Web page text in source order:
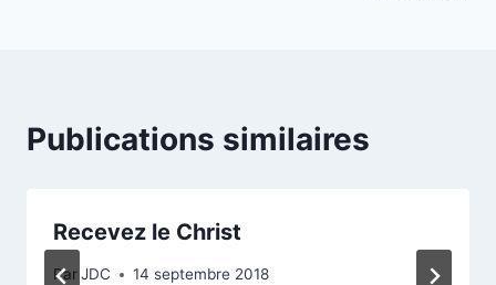
Publications similaires
Recevez le Christ
ParJDC 14 septembre 2018